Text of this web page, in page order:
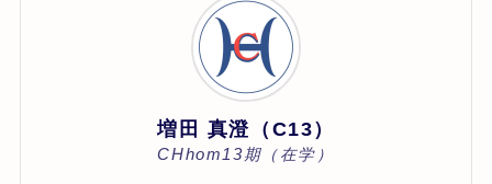
増田 真澄（C13）
CHhom13期（在学）